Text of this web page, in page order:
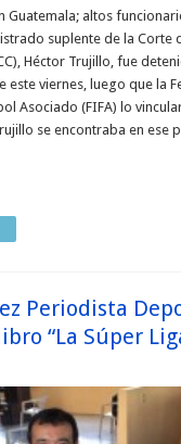
Guatemala; altos
suplente de la Corte
Héctor Trujillo, fue
este viernes, luego que la
Asociado (FIFA) lo
se encontraba en ese
Periodista
“La Súper